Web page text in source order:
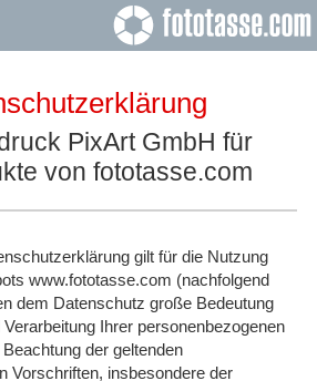
PixArt GmbH für
von fototasse.com
gilt für die Nutzung
www.fototasse.com (nachfolgend
dem Datenschutz große Bedeutung
Ihrer personenbezogenen
der geltenden
Vorschriften, insbesondere der